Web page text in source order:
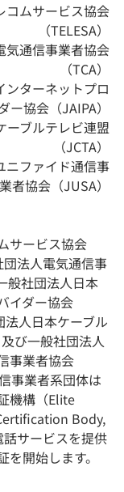
コムサービス協会
（TELESA）
気通信事業者協会
（TCA）
ターネットプロ
ー協会（JAIPA）
ーブルテレビ連盟
（JCTA）
ニファイド通信事
業者協会（JUSA）
サービス協会
団法人電気通信事
般社団法人日本
イダー協会
法人日本ケーブル
び一般社団法人
事業者協会
事業者系団体は
機構（Elite
Body,
話サービスを提供
開始します。